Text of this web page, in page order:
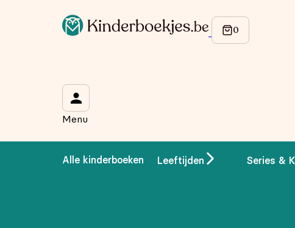
Menu
Alle kinderboeken Leeftijden Series &
Op de hoogte blijven van onze acties?
Wat is je voornaam?